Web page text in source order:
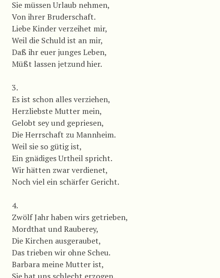
Sie müssen Urlaub nehmen,
Von ihrer Bruderschaft.
Liebe Kinder verzeihet mir,
Weil die Schuld ist an mir,
Daß ihr euer junges Leben,
Müßt lassen jetzund hier.
3.
Es ist schon alles verziehen,
Herzliebste Mutter mein,
Gelobt sey und gepriesen,
Die Herrschaft zu Mannheim.
Weil sie so gütig ist,
Ein gnädiges Urtheil spricht.
Wir hätten zwar verdienet,
Noch viel ein schärfer Gericht.
4.
Zwölf Jahr haben wirs getrieben,
Mordthat und Rauberey,
Die Kirchen ausgeraubet,
Das trieben wir ohne Scheu.
Barbara meine Mutter ist,